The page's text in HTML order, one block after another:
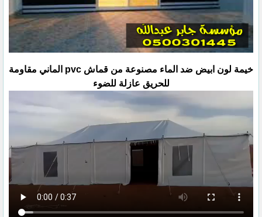
خيمة لون ابيض ضد الماء مصنوعة من قماش pvc الماني مقاومة
للحريق عازلة للضوء